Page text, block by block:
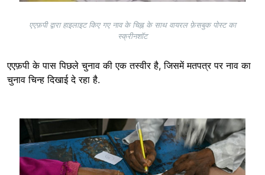
एएफ़पी द्वारा हाइलाइट किए गए नाव के चिह्न के साथ वायरल फ़ेसबुक पोस्ट का
स्क्रीनशॉट
एएफ़पी के पास पिछले चुनाव की एक तस्वीर है, जिसमें मतपत्र पर नाव का
चुनाव चिन्ह दिखाई दे रहा है.
Image